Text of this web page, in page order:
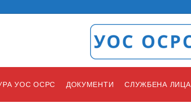
УОС ОСРС ДОКУМЕНТИ СЛУЖБЕНА ЛИЦА